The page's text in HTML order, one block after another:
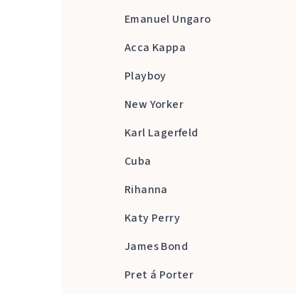
Emanuel Ungaro
Acca Kappa
Playboy
New Yorker
Karl Lagerfeld
Cuba
Rihanna
Katy Perry
James Bond
Pret á Porter